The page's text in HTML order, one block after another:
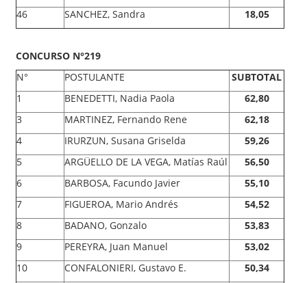
46
SANCHEZ, Sandra 18,05
CONCURSO N°219
N°
POSTULANTE
SUBTOTAL
1
BENEDETTI, Nadia Paola
62,80
3
MARTINEZ, Fernando Rene
62,18
4
IRURZUN, Susana Griselda
59,26
5
ARGÜELLO DE LA VEGA, Matías Raúl
56,50
6
BARBOSA, Facundo Javier
55,10
7
FIGUEROA, Mario Andrés
54,52
8
BADANO, Gonzalo
53,83
9
PEREYRA, Juan Manuel
53,02
10
CONFALONIERI, Gustavo E.
50,34